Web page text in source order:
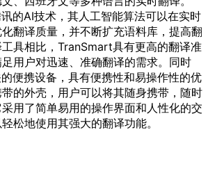
的AI技术，其人工智能算法可以在实时
翻译质量，并不断扩充语料库，提高翻
具相比，TranSmart具有更高的翻译准
用户对迅速、准确翻译的需求。同时
便携设备，具有便携性和易操作性的优
的外壳，用户可以将其随身携带，随时
用了简单易用的操作界面和人性化的交
松地使用其强大的翻译功能。